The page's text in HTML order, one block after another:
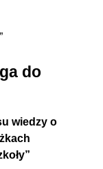
do
wiedzy o